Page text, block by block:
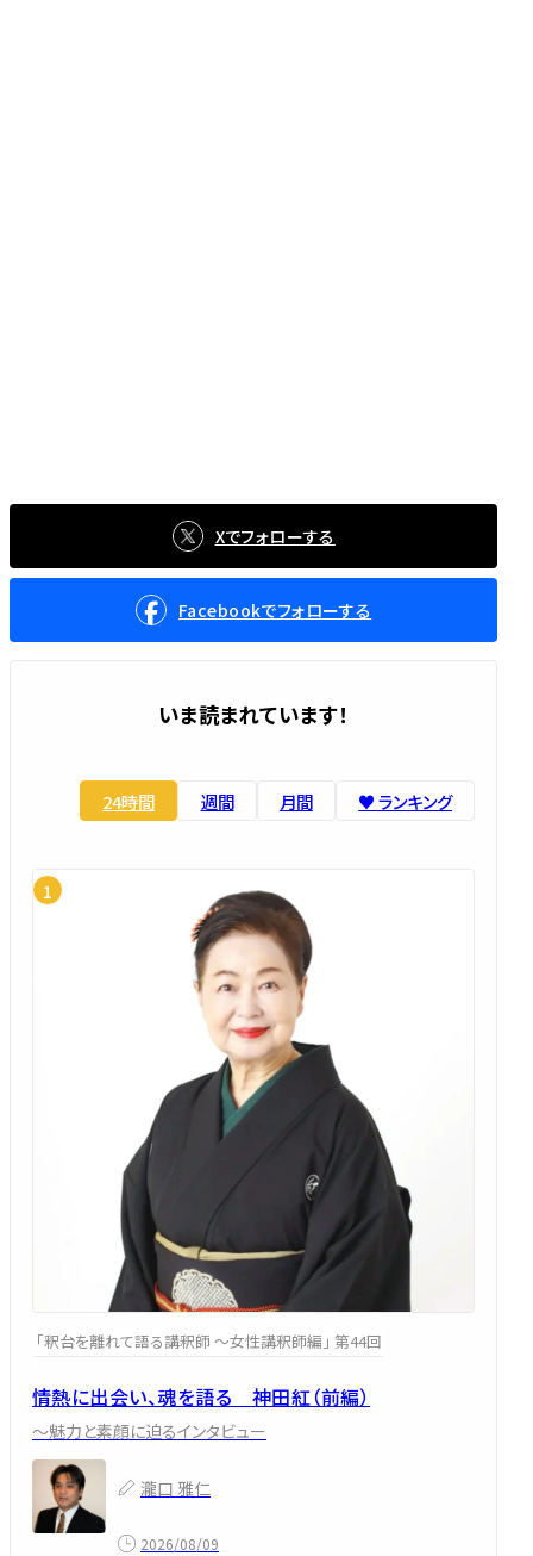
Xでフォローする
Facebookでフォローする
いま読まれています！
24時間 週間 月間 ♥️ ランキング
「釈台を離れて語る講釈師 ～女性講釈師編」 第44回
情熱に出会い、魂を語る 神田紅（前編）
～魅力と素顔に迫るインタビュー
瀧口 雅仁
2026/08/09